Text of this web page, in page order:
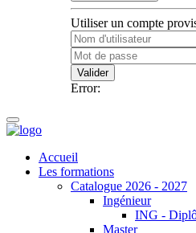
Utiliser un compte
Valider
Error:
Accueil
Les formations
Catalogue 2026 - 2027
Ingénieur
ING -
Master